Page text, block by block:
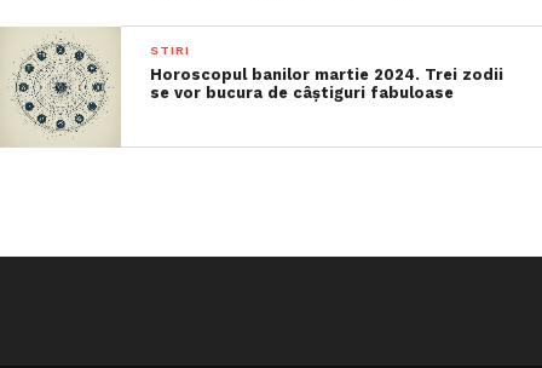
STIRI
Horoscopul banilor martie 2024. Trei zodii
se vor bucura de câștiguri fabuloase